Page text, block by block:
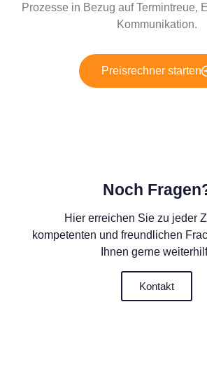
Prozesse in Bezug auf Termintreue,
Kommunikation.
Preisrechner starten
Noch
Hier erreichen Sie zu jeder
kompetenten und freundlichen
Ihnen gerne
Kontakt